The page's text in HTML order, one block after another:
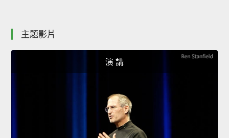
主題影片
演 講